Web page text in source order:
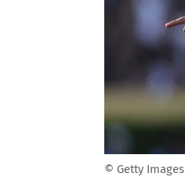
© Getty Images